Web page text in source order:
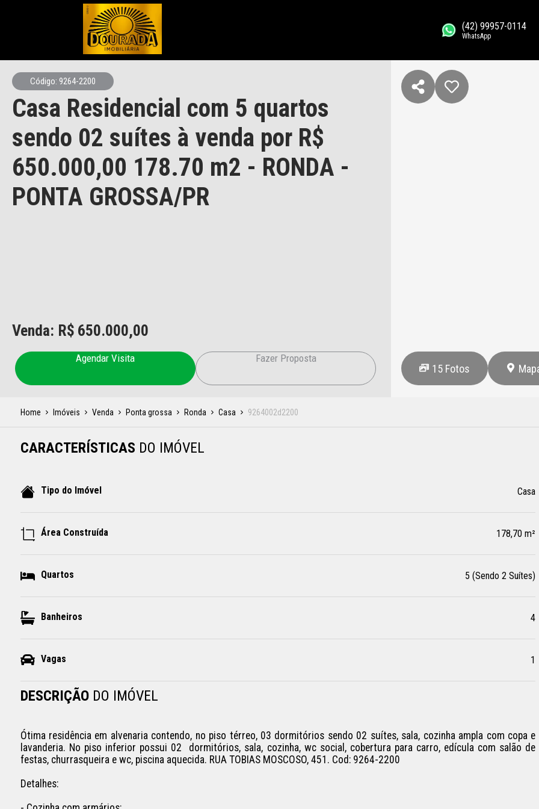
(42) 99957-0114
WhatsApp
Código: 9264-2200
Casa Residencial com 5 quartos
sendo 02 suítes à venda por R$
650.000,00 178.70 m2 - RONDA -
PONTA GROSSA/PR
Venda: R$ 650.000,00
Agendar Visita Fazer Proposta
15 Fotos
Home Imóveis Venda Ponta grossa Ronda Casa 9264002d2200
CARACTERÍSTICAS DO IMÓVEL
Tipo do Imóvel Casa
Área Construída 178,70 m²
Quartos 5 (Sendo 2 Suítes)
Banheiros 4
Vagas 1
DESCRIÇÃO DO IMÓVEL
Ótima residência em alvenaria contendo, no piso térreo, 03 dormitórios sendo 02 suítes, sala, cozinha ampla com copa e
lavanderia. No piso inferior possui 02  dormitórios, sala, cozinha, wc social, cobertura para carro, edícula com salão de
festas, churrasqueira e wc, piscina aquecida. RUA TOBIAS MOSCOSO, 451. Cod: 9264-2200
Detalhes: